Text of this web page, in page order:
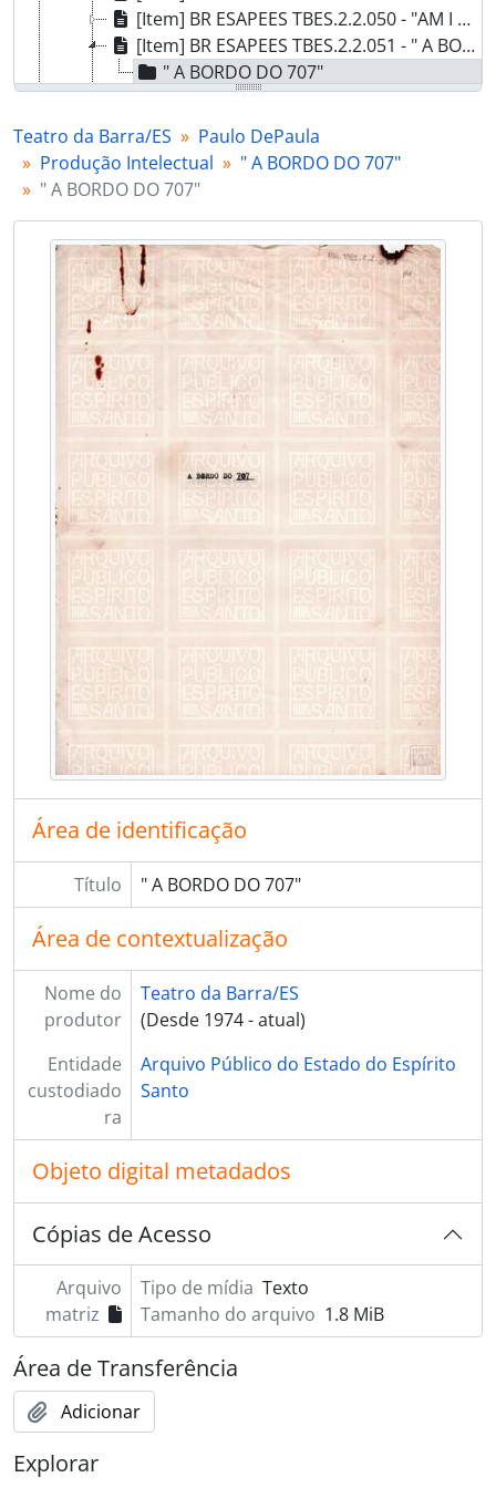
[Item] BR ESAPEES TBES.2.2.050 - "AM I MY BROTHER'S KEEPER?", 196-
[Item] BR ESAPEES TBES.2.2.051 - " A BORDO DO 707", 1960
" A BORDO DO 707"
[Item] BR ESAPEES TBES.2.2.052 - "NÃO EXISTE PECADO AO SUL DO ECUADOR", 1960
[Item] BR ESAPEES TBES.2.2.053 - "HAPPY BIRTHDAY AMERICA", 196-
[Item] BR ESAPEES TBES.2.2.054 - “A FIGURE", 196-
[Item] BR ESAPEES TBES.2.2.055 - "THAT VOICE", s/d
[Item] BR ESAPEES TBES.2.2.058 - "DOMINICAM VIETNAMESE AFFAIR", 197-
[Item] BR ESAPEES TBES.2.2.059 - ATESTADO IBEUV, 24/05/1992
[Item] BR ESAPEES TBES.2.2.060 - CERTIFICADO "5ª HABILIDADE TRADUÇÃO E ENSINO", 20/10/2004
[Item] BR ESAPEES TBES.2.2.061 - "HOMO-HETERO = HI - HO - SEX", 196-
[Item] BR ESAPEES TBES.2.2.062 - "NOTHING WAS INTENTIONAL...", 196-
[Item] BR ESAPEES TBES.2.2.063 - COLETÂNEA MANUSCRITOS, 196-
[Item] BR ESAPEES TBES.2.2.064 - CERTIFICADO "5ª HABILIDADE TRADUÇÃO E ENSINO", 20/10/ 2004
[Item] BR ESAPEES TBES.2.2.065 - REFLECTIONS ON "OUT OF CRAZINESS", 06/28/1970
[Item] BR ESAPEES TBES.2.2.066 - "A SECOND PROFESSION", 1970
[Item] BR ESAPEES TBES.2.2.067 - "AGORA, E NA HORA", 1970
[Item] BR ESAPEES TBES.2.2.068 - "CONDUSA VIII", 1970
[Item] BR ESAPEES TBES.2.2.069 - "A ENCHENTE", 1970
[Item] BR ESAPEES TBES.2.2.070 - "O TESOURO DE ABDUL", 1970
[Item] BR ESAPEES TBES.2.2.071 - AUTO RETRATO, 1987
[Item] BR ESAPEES TBES.2.2.072 - Release do IX ENCONTRO INTERNACIONAL DO CAMPO FREUDIANO, 06/1996
[Item] BR ESAPEES TBES.2.2.073 - OUR BRAZILIAN CONNECTION - A CULTURAL EXCHANGE, 09/1981
[Item] BR ESAPEES TBES.2.2.074 - "POMBOS E ESTÁTUAS", 1950
[Item] BR ESAPEES TBES.2.2.075 - CARTA "ROYAL AMBASSADORS", 1945
[Item] BR ESAPEES TBES.2.2.077 - HISTÓRICO ESCOLAR NORTHEAST MISSOURI STATE UNIVERSITY, 195-
[Item] BR ESAPEES TBES.2.2.079 - CERTIFICADO NORTHEAST MISSOURI STATE TEACHERS COLLEGE., 05/12/1952
[Item] BR ESAPEES TBES.2.2.080 - OFÍCIO NORTHEAST MISSOURI STATE TEACHERS COLLEGE, 11/12/1952
[Item] BR ESAPEES TBES.2.2.081 - - CERTIFICADO III FESTIVAL DE INVERNO DE GUAÇUI, 24/07/1995
[Item] BR ESAPEES TBES.2.2.082 - JORNAL THE WHEEL - PARAGUAY REVISITED, 06/2006
BR ESAPEES TBES.I - Acervo Impresso
BR ESAPEES TBES.3 - Bob DePaula
BR ESAPEES TBES.4 - Documentos Administrativos, 1979-2005
BR ESAPEES TBES.C - Acervo Clipping, 1951-2010
BR ESAPEES TBES.F - Acervo Fotográfico
Teatro da Barra/ES
Paulo DePaula
Produção Intelectual
" A BORDO DO 707"
" A BORDO DO 707"
Área de identificação
Título " A BORDO DO 707"
Área de contextualização
Nome do
produtor
Teatro da Barra/ES
(Desde 1974 - atual)
Entidade
custodiado
ra
Arquivo Público do Estado do Espírito
Santo
Objeto digital metadados
Cópias de Acesso
Arquivo
matriz
Tipo de mídia Texto
Tamanho do arquivo 1.8 MiB
Área de Transferência
Adicionar
Explorar